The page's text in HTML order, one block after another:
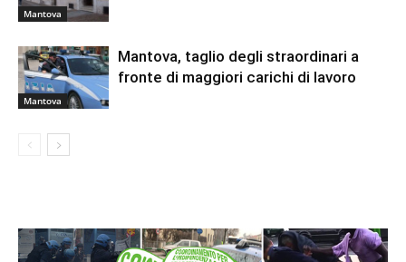
Mantova
Mantova
Mantova, taglio degli straordinari a
fronte di maggiori carichi di lavoro